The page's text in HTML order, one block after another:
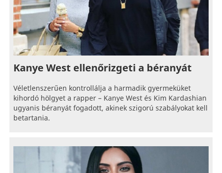
Kanye West ellenőrizgeti a béranyát
Véletlenszerűen kontrollálja a harmadik gyermeküket
kihordó hölgyet a rapper – Kanye West és Kim Kardashian
ugyanis béranyát fogadott, akinek szigorú szabályokat kell
betartania.